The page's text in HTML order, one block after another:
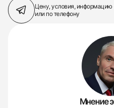
Цену, условия, информацию
или по телефону
Мнение